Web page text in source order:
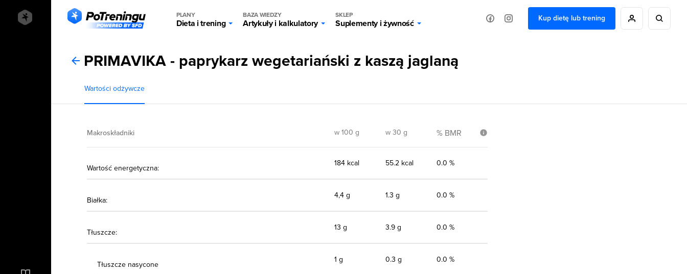
PLANY
Dieta i trening
BAZA WIEDZY
Artykuły i kalkulatory
SKLEP
Suplementy i żywność
Kup dietę lub trening
PRIMAVIKA - paprykarz wegetariański z kaszą jaglaną
Wartości odżywcze
Makroskładniki w 100 g w 30 g % BMR
Wartość energetyczna:
184 kcal 55.2 kcal 0.0 %
Białka:
4,4 g 1.3 g 0.0 %
Tłuszcze:
13 g 3.9 g 0.0 %
Tłuszcze nasycone
1 g 0.3 g 0.0 %